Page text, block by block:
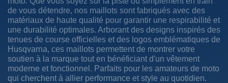
de vous détendre, nos maillots sont fabriqués avec des
matériaux de haute qualité pour garantir une respirabilité et
une durabilité optimales. Arborant des designs inspirés des
tenues de course officielles et des logos emblématiques de
Husqvarna, ces maillots permettent de montrer votre
soutien à la marque tout en bénéficiant d'un vêtement
moderne et fonctionnel. Parfaits pour les amateurs de moto
qui cherchent à allier performance et style au quotidien.